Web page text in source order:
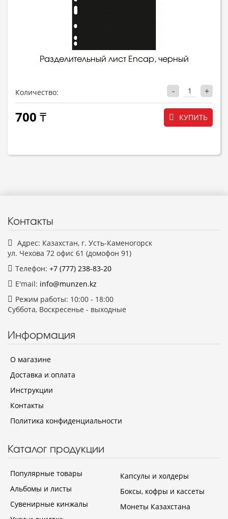
Разделительный лист Encap, черный
Количество: - +
700 ₸ КУПИТЬ
Контакты
Адрес: Казахстан, г. Усть-Каменогорск
ул. Чехова 72 офис 61 (домофон 91)
Телефон: +7 (777) 238-83-20
E'mail: info@munzen.kz
Режим работы: 10:00 - 18:00
Суббота, Воскресенье - выходные
Информация
О магазине
Доставка и оплата
Инструкции
Контакты
Политика конфиденциальности
Каталог продукции
Популярные товары
Альбомы и листы
Сувенирные кинжалы
Капсулы и холдеры
Боксы, кофры и кассеты
Монеты Казахстана